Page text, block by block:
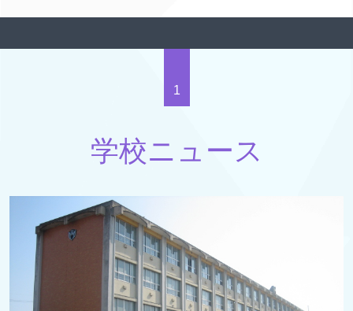
1
学校ニュース